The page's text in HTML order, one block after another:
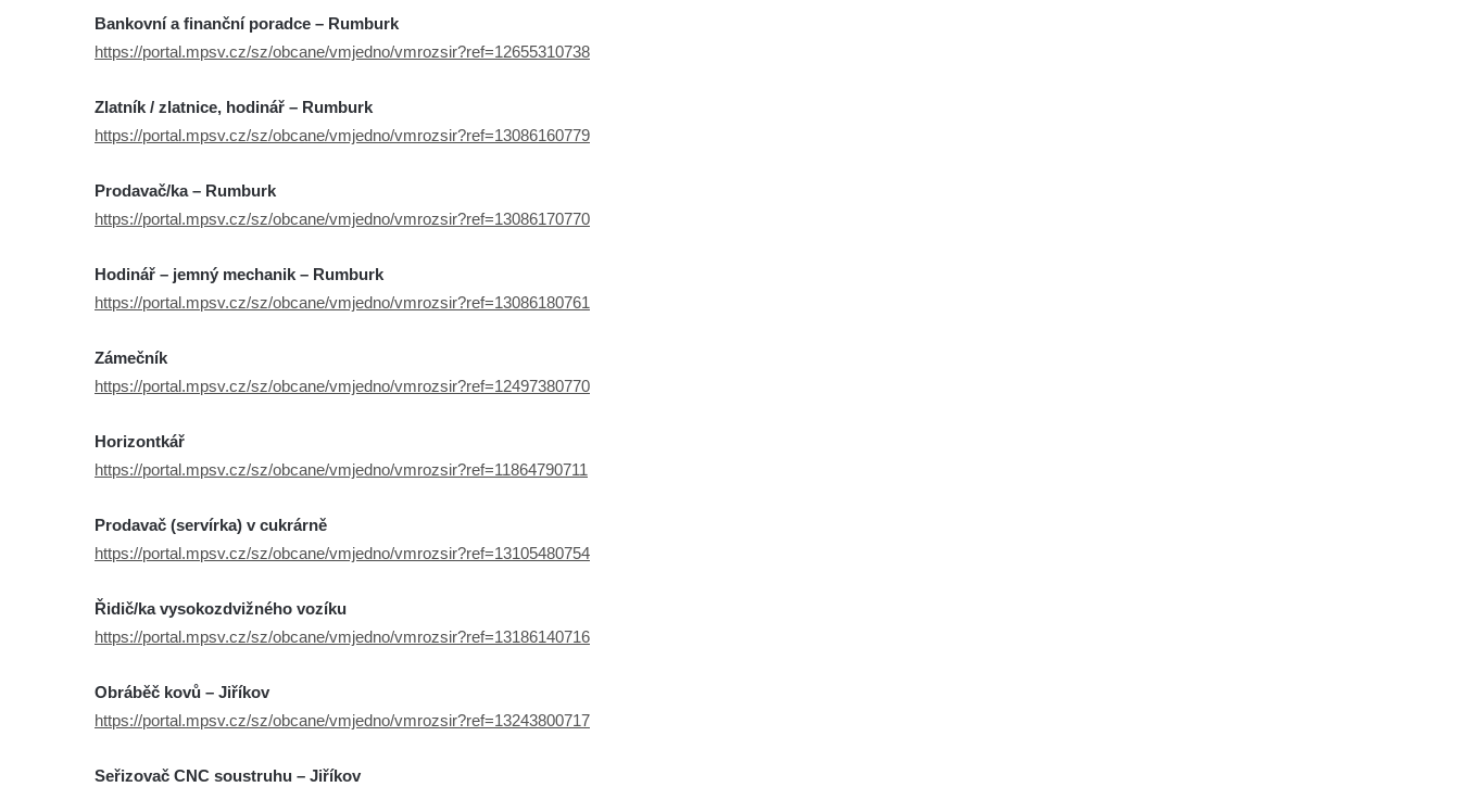
Bankovní a finanční poradce – Rumburk
https://portal.mpsv.cz/sz/obcane/vmjedno/vmrozsir?ref=12655310738
Zlatník / zlatnice, hodinář – Rumburk
https://portal.mpsv.cz/sz/obcane/vmjedno/vmrozsir?ref=13086160779
Prodavač/ka – Rumburk
https://portal.mpsv.cz/sz/obcane/vmjedno/vmrozsir?ref=13086170770
Hodinář – jemný mechanik – Rumburk
https://portal.mpsv.cz/sz/obcane/vmjedno/vmrozsir?ref=13086180761
Zámečník
https://portal.mpsv.cz/sz/obcane/vmjedno/vmrozsir?ref=12497380770
Horizontkář
https://portal.mpsv.cz/sz/obcane/vmjedno/vmrozsir?ref=11864790711
Prodavač (servírka) v cukrárně
https://portal.mpsv.cz/sz/obcane/vmjedno/vmrozsir?ref=13105480754
Řidič/ka vysokozdvižného vozíku
https://portal.mpsv.cz/sz/obcane/vmjedno/vmrozsir?ref=13186140716
Obráběč kovů – Jiříkov
https://portal.mpsv.cz/sz/obcane/vmjedno/vmrozsir?ref=13243800717
Seřizovač CNC soustruhu – Jiříkov